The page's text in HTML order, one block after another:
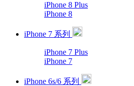
iPhone 8 Plus
iPhone 8
iPhone 7 系列
iPhone 7 Plus
iPhone 7
iPhone 6s/6 系列